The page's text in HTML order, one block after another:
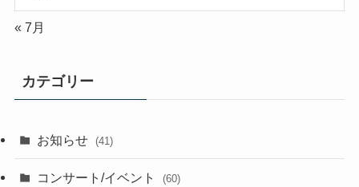
« 7月
カテゴリー
お知らせ (41)
コンサート/イベント (60)